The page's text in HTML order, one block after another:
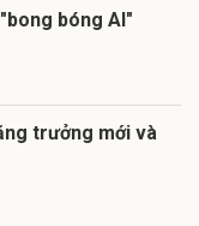
bóng AI"
trưởng mới và